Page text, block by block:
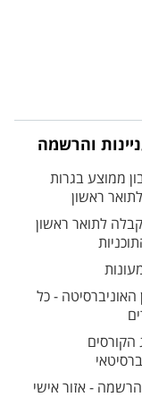
והרשמה
ממוצע בגרות
ראשון
לתואר ראשון
האוניברסיטה - כל
הקורסים
- אזור אישי